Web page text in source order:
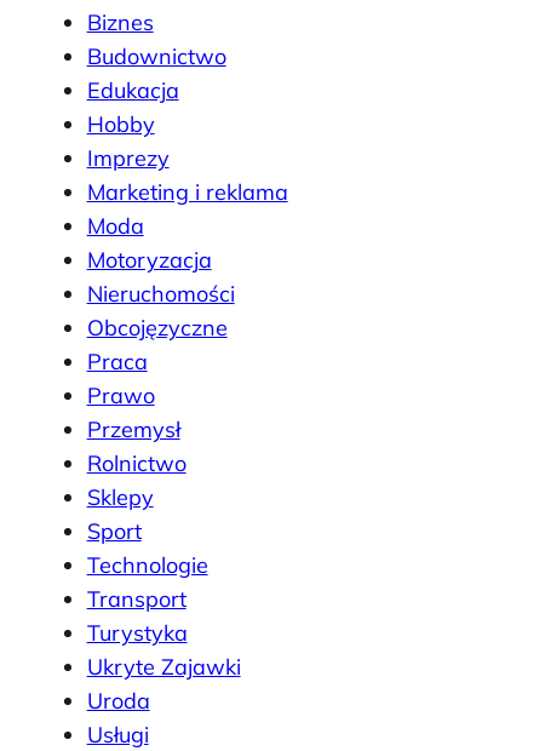
Biznes
Budownictwo
Edukacja
Hobby
Imprezy
Marketing i reklama
Moda
Motoryzacja
Nieruchomości
Obcojęzyczne
Praca
Prawo
Przemysł
Rolnictwo
Sklepy
Sport
Technologie
Transport
Turystyka
Ukryte Zajawki
Uroda
Usługi